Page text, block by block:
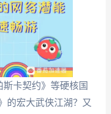
卡契约》等硬核国
的宏大武侠江湖？又